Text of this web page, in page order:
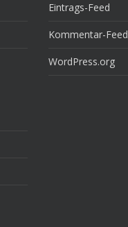
Eintrags-Feed
Kommentar-Feed
WordPress.org